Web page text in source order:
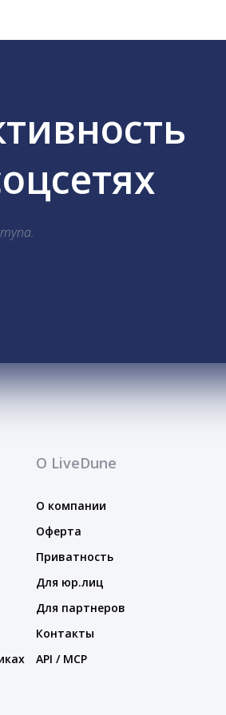
О LiveDune
О компании
Оферта
Приватность
Для юр.лиц
Для партнеров
Контакты
API / MCP